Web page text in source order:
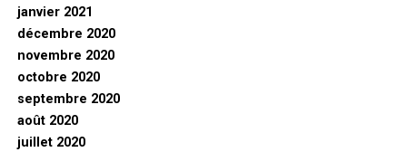
janvier 2021
décembre 2020
novembre 2020
octobre 2020
septembre 2020
août 2020
juillet 2020